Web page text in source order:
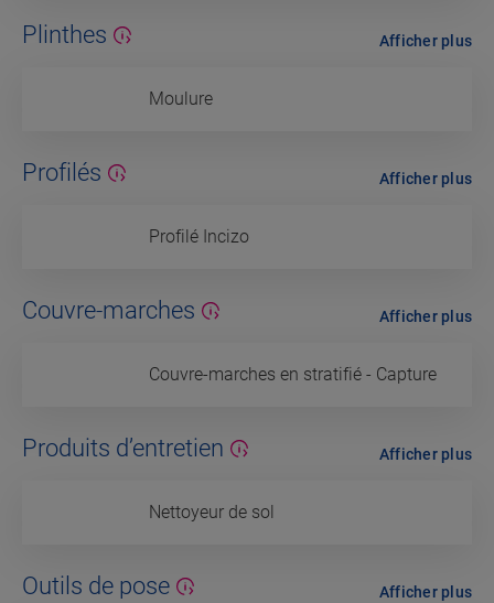
Plinthes
Moulure
Afficher plus
Profilés
Profilé Incizo
Afficher plus
Couvre-marches
Couvre-marches en stratifié - Capture
Afficher plus
Produits d’entretien
Nettoyeur de sol
Afficher plus
Outils de pose Afficher plus